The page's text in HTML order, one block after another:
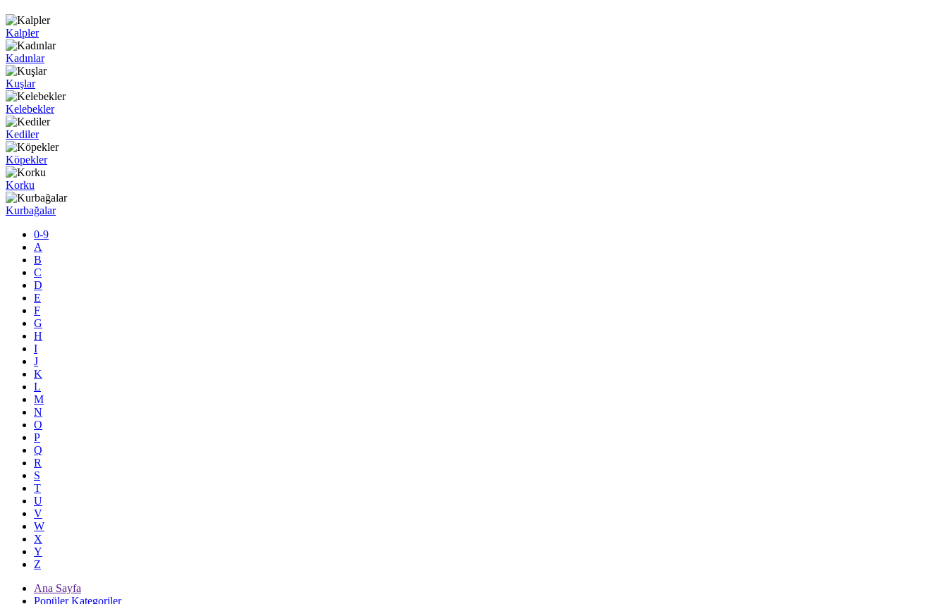
Kalpler
Kadınlar
Kuşlar
Kelebekler
Kediler
Köpekler
Korku
Kurbağalar
0-9
A
B
C
D
E
F
G
H
I
J
K
L
M
N
O
P
Q
R
S
T
U
V
W
X
Y
Z
Ana Sayfa
Popüler Kategoriler